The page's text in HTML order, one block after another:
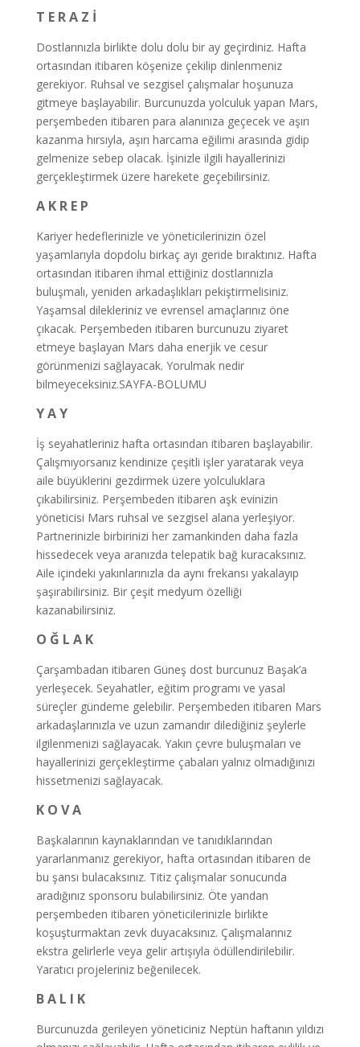
T E R A Z İ
Dostlarınızla birlikte dolu dolu bir ay geçirdiniz. Hafta
ortasından itibaren köşenize çekilip dinlenmeniz
gerekiyor. Ruhsal ve sezgisel çalışmalar hoşunuza
gitmeye başlayabilir. Burcunuzda yolculuk yapan Mars,
perşembeden itibaren para alanınıza geçecek ve aşırı
kazanma hırsıyla, aşırı harcama eğilimi arasında gidip
gelmenize sebep olacak. İşinizle ilgili hayallerinizi
gerçekleştirmek üzere harekete geçebilirsiniz.
A K R E P
Kariyer hedeflerinizle ve yöneticilerinizin özel
yaşamlarıyla dopdolu birkaç ayı geride bıraktınız. Hafta
ortasından itibaren ihmal ettiğiniz dostlarınızla
buluşmalı, yeniden arkadaşlıkları pekiştirmelisiniz.
Yaşamsal dilekleriniz ve evrensel amaçlarınız öne
çıkacak. Perşembeden itibaren burcunuzu ziyaret
etmeye başlayan Mars daha enerjik ve cesur
görünmenizi sağlayacak. Yorulmak nedir
bilmeyeceksiniz.SAYFA-BOLUMU
Y A Y
İş seyahatleriniz hafta ortasından itibaren başlayabilir.
Çalışmıyorsanız kendinize çeşitli işler yaratarak veya
aile büyüklerini gezdirmek üzere yolculuklara
çıkabilirsiniz. Perşembeden itibaren aşk evinizin
yöneticisi Mars ruhsal ve sezgisel alana yerleşiyor.
Partnerinizle birbirinizi her zamankinden daha fazla
hissedecek veya aranızda telepatik bağ kuracaksınız.
Aile içindeki yakınlarınızla da aynı frekansı yakalayıp
şaşırabilirsiniz. Bir çeşit medyum özelliği
kazanabilirsiniz.
O Ğ L A K
Çarşambadan itibaren Güneş dost burcunuz Başak’a
yerleşecek. Seyahatler, eğitim programı ve yasal
süreçler gündeme gelebilir. Perşembeden itibaren Mars
arkadaşlarınızla ve uzun zamandır dilediğiniz şeylerle
ilgilenmenizi sağlayacak. Yakın çevre buluşmaları ve
hayallerinizi gerçekleştirme çabaları yalnız olmadığınızı
hissetmenizi sağlayacak.
K O V A
Başkalarının kaynaklarından ve tanıdıklarından
yararlanmanız gerekiyor, hafta ortasından itibaren de
bu şansı bulacaksınız. Titiz çalışmalar sonucunda
aradığınız sponsoru bulabilirsiniz. Öte yandan
perşembeden itibaren yöneticilerinizle birlikte
koşuşturmaktan zevk duyacaksınız. Çalışmalarınız
ekstra gelirlerle veya gelir artışıyla ödüllendirilebilir.
Yaratıcı projeleriniz beğenilecek.
B A L I K
Burcunuzda gerileyen yöneticiniz Neptün haftanın yıldızı